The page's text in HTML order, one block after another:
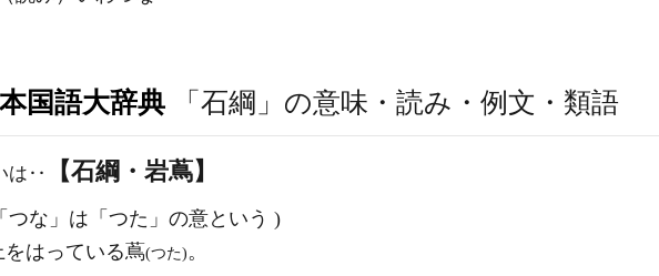
国語大辞典 「石綱」の意味・読み・例文・類語
は‥ 【石綱・岩蔦】
つな」は「つた」の意という )
はっている蔦(つた)。